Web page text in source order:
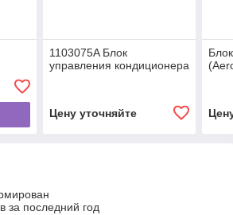
1103075A Блок
управления кондиционера
Цену уточняйте
за последний год